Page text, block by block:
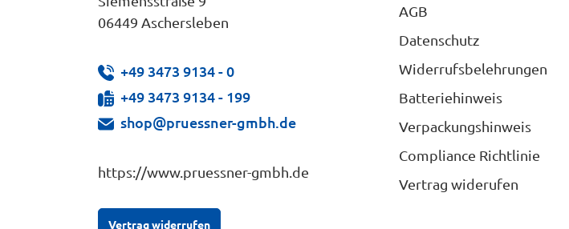
06449 Aschersleben
+49 3473 9134 - 0
+49 3473 9134 - 199
shop@pruessner-gmbh.de
https://www.pruessner-gmbh.de
Vertrag widerrufen
AGB
Datenschutz
Widerrufsbelehrungen
Batteriehinweis
Verpackungshinweis
Compliance Richtlinie
Vertrag widerufen